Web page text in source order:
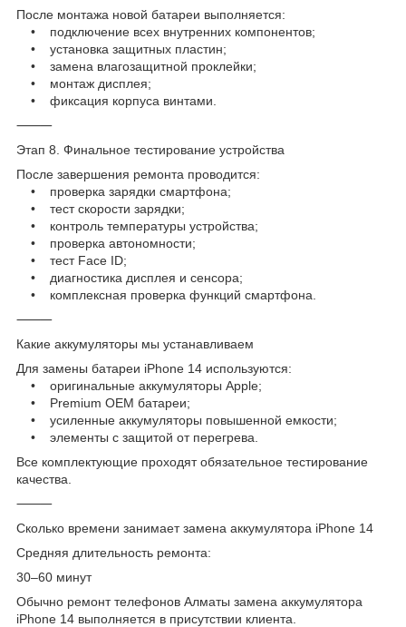
После монтажа новой батареи выполняется:
• подключение всех внутренних компонентов;
• установка защитных пластин;
• замена влагозащитной проклейки;
• монтаж дисплея;
• фиксация корпуса винтами.
⸻
Этап 8. Финальное тестирование устройства
После завершения ремонта проводится:
• проверка зарядки смартфона;
• тест скорости зарядки;
• контроль температуры устройства;
• проверка автономности;
• тест Face ID;
• диагностика дисплея и сенсора;
• комплексная проверка функций смартфона.
⸻
Какие аккумуляторы мы устанавливаем
Для замены батареи iPhone 14 используются:
• оригинальные аккумуляторы Apple;
• Premium OEM батареи;
• усиленные аккумуляторы повышенной емкости;
• элементы с защитой от перегрева.
Все комплектующие проходят обязательное тестирование
качества.
⸻
Сколько времени занимает замена аккумулятора iPhone 14
Средняя длительность ремонта:
30–60 минут
Обычно ремонт телефонов Алматы замена аккумулятора
iPhone 14 выполняется в присутствии клиента.